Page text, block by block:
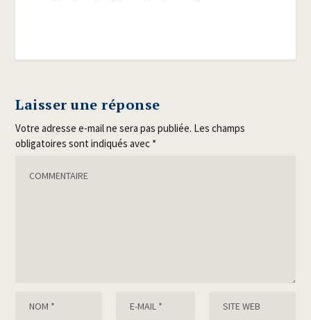
Laisser une réponse
Votre adresse e-mail ne sera pas publiée. Les champs
obligatoires sont indiqués avec *